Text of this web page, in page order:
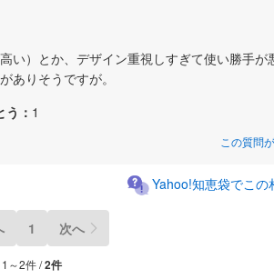
い）とか、デザイン重視しすぎて使い勝手が
ありそうですが。
う： 1
この質問
Yahoo!知恵袋でこの
1 次へ
1～2件 /2件